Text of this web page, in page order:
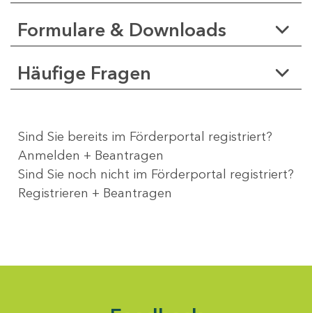
Formulare & Downloads
Häufige Fragen
Sind Sie bereits im Förderportal registriert?
Anmelden + Beantragen
Sind Sie noch nicht im Förderportal registriert?
Registrieren + Beantragen